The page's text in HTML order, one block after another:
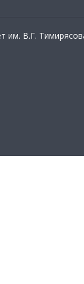
им. В.Г.